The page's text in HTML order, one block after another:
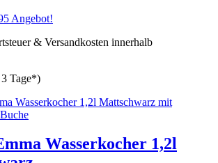
Aktueller
ist:
Angebot!
& Versandkosten innerhalb
Tage*)
Wasserkocher 1,2l